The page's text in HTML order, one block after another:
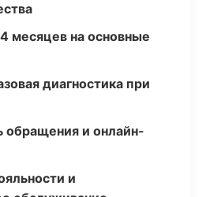
месяцев на основные
диагностика при
обращения и онлайн-
и